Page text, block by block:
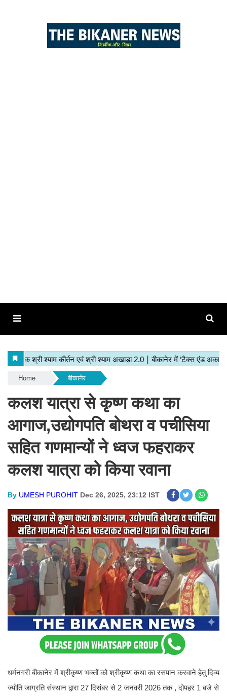
Home बीकानेर
कलश यात्रा से कृष्ण कथा का
आगाज,उद्योगपति बोथरा व पचीसिया
सहित गणमान्यों ने ध्वज फहराकर
कलश यात्रा को किया रवाना
By UMESH PUROHIT Dec 26, 2025, 23:12 IST
धर्मनगरी बीकानेर में श्रीकृष्ण भक्तों को श्रीकृष्ण कथा का रसपान करवाने हेतु दिव्य
ज्योति जाग्रति संस्थान द्वारा 27 दिसंबर से 2 जनवरी 2026 तक , दोपहर 1 बजे से